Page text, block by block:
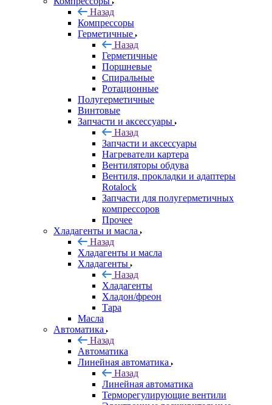
Назад
Компрессоры
Герметичные
Назад
Герметичные
Поршневые
Спиральные
Ротационные
Полугерметичные
Винтовые
Запчасти и аксессуары
Назад
Запчасти и аксессуары
Нагреватели картера
Вентиляторы обдува
Вентиля, прокладки и адаптеры
Rotalock
Запчасти для полугерметичных
компрессоров
Прочее
Хладагенты и масла
Назад
Хладагенты и масла
Хладагенты
Назад
Хладагенты
Хладон/фреон
Тара
Масла
Автоматика
Назад
Автоматика
Линейная автоматика
Назад
Линейная автоматика
Терморегулирующие вентили